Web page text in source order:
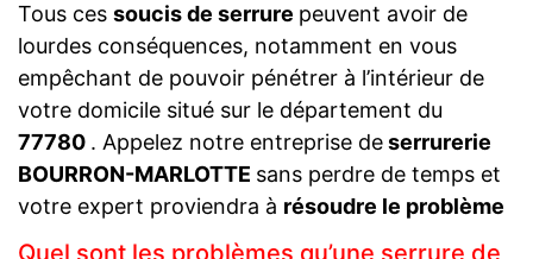
Tous ces soucis de serrure peuvent avoir de
lourdes conséquences, notamment en vous
empêchant de pouvoir pénétrer à l’intérieur de
votre domicile situé sur le département du
77780 . Appelez notre entreprise deserrurerie
BOURRON-MARLOTTE sans perdre de temps et
votre expert proviendra à résoudre le problème
Quel sont les problèmes qu’une serrure de